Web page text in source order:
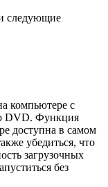
следующие
компьютере с
DVD. Функция
доступна в самом
убедиться, что
загрузочных
без